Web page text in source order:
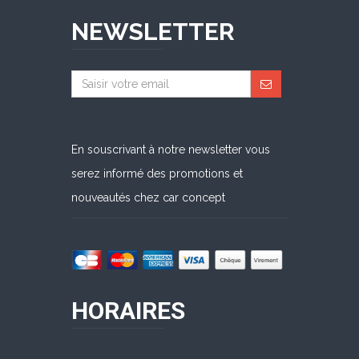
NEWSLETTER
En souscrivant à notre newsletter vous
serez informé des promotions et
nouveautés chez car concept
HORAIRES